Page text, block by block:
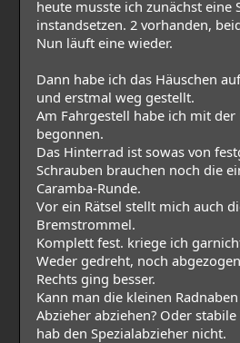
heute musste ich zunächst eine
instandsetzen. 2 vorhanden,
Nun läuft eine wieder.
Dann habe ich das Häuschen
und erstmal weg gestellt.
Am Fahrgestell habe ich mit
begonnen.
Das Hinterrad ist sowas von
Schrauben brauchen noch die
Caramba-Runde.
Vor ein Rätsel stellt mich auch
Bremstrommel.
Komplett fest. kriege ich
Weder gedreht, noch
Rechts ging besser.
Kann man die kleinen
Abzieher abziehen? Oder stabile
hab den Spezialabzieher nicht.